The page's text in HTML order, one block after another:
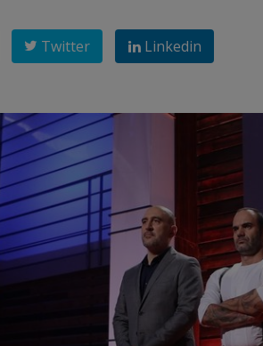
Twitter Linkedin